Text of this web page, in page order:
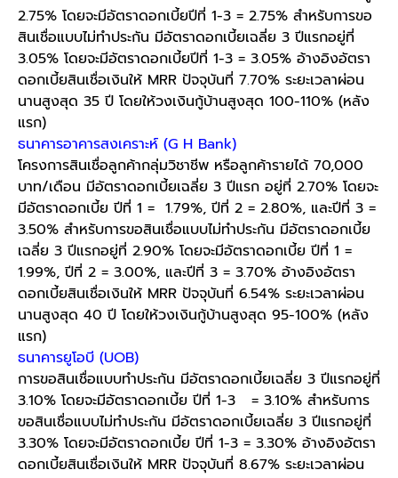
2.75% โดยจะมีอัตราดอกเบี้ยปีที่ 1-3 = 2.75% สำหรับการขอ
สินเชื่อแบบไม่ทำประกัน มีอัตราดอกเบี้ยเฉลี่ย 3 ปีแรกอยู่ที่
3.05% โดยจะมีอัตราดอกเบี้ยปีที่ 1-3 = 3.05% อ้างอิงอัตรา
ดอกเบี้ยสินเชื่อเงินให้ MRR ปัจจุบันที่ 7.70% ระยะเวลาผ่อน
นานสูงสุด 35 ปี โดยให้วงเงินกู้บ้านสูงสุด 100-110% (หลัง
แรก)
ธนาคารอาคารสงเคราะห์ (G H Bank)
โครงการสินเชื่อลูกค้ากลุ่มวิชาชีพ หรือลูกค้ารายได้ 70,000
บาท/เดือน มีอัตราดอกเบี้ยเฉลี่ย 3 ปีแรก อยู่ที่ 2.70% โดยจะ
มีอัตราดอกเบี้ย ปีที่ 1 = 1.79%, ปีที่ 2 = 2.80%, และปีที่ 3 =
3.50% สำหรับการขอสินเชื่อแบบไม่ทำประกัน มีอัตราดอกเบี้ย
เฉลี่ย 3 ปีแรกอยู่ที่ 2.90% โดยจะมีอัตราดอกเบี้ย ปีที่ 1 =
1.99%, ปีที่ 2 = 3.00%, และปีที่ 3 = 3.70% อ้างอิงอัตรา
ดอกเบี้ยสินเชื่อเงินให้ MRR ปัจจุบันที่ 6.54% ระยะเวลาผ่อน
นานสูงสุด 40 ปี โดยให้วงเงินกู้บ้านสูงสุด 95-100% (หลัง
แรก)
ธนาคารยูโอบี (UOB)
การขอสินเชื่อแบบทำประกัน มีอัตราดอกเบี้ยเฉลี่ย 3 ปีแรกอยู่ที่
3.10% โดยจะมีอัตราดอกเบี้ย ปีที่ 1-3 = 3.10% สำหรับการ
ขอสินเชื่อแบบไม่ทำประกัน มีอัตราดอกเบี้ยเฉลี่ย 3 ปีแรกอยู่ที่
3.30% โดยจะมีอัตราดอกเบี้ย ปีที่ 1-3 = 3.30% อ้างอิงอัตรา
ดอกเบี้ยสินเชื่อเงินให้ MRR ปัจจุบันที่ 8.67% ระยะเวลาผ่อน